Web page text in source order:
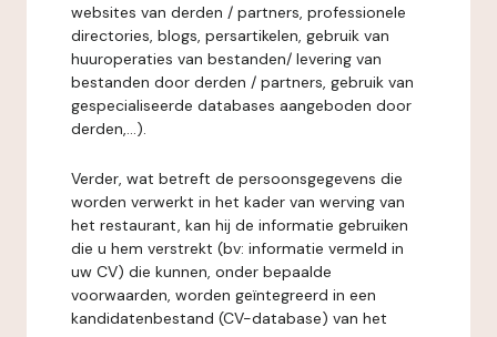
websites van derden / partners, professionele
directories, blogs, persartikelen, gebruik van
huuroperaties van bestanden/ levering van
bestanden door derden / partners, gebruik van
gespecialiseerde databases aangeboden door
derden,...).
Verder, wat betreft de persoonsgegevens die
worden verwerkt in het kader van werving van
het restaurant, kan hij de informatie gebruiken
die u hem verstrekt (bv: informatie vermeld in
uw CV) die kunnen, onder bepaalde
voorwaarden, worden geïntegreerd in een
kandidatenbestand (CV-database) van het